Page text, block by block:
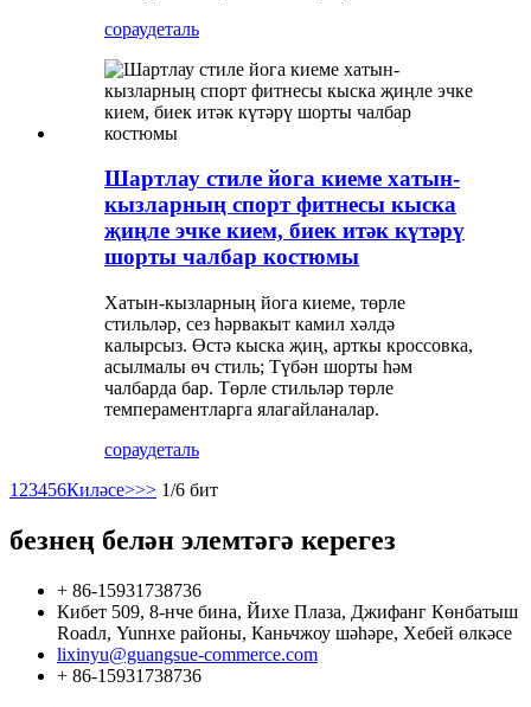
сораудеталь
Шартлау стиле йога киеме хатын-
кызларның спорт фитнесы кыска
җиңле эчке кием, биек итәк күтәрү
шорты чалбар костюмы
Хатын-кызларның йога киеме, төрле
стильләр, сез һәрвакыт камил хәлдә
калырсыз. Өстә кыска җиң, арткы кроссовка,
асылмалы өч стиль; Түбән шорты һәм
чалбарда бар. Төрле стильләр төрле
темпераментларга ялагайланалар.
сораудеталь
1 23456Киләсе>>> 1/6 бит
безнең белән элемтәгә керегез
+ 86-15931738736
Кибет 509, 8-нче бина, Йихе Плаза, Джифанг Көнбатыш
Roadл, Yunнхе районы, Каньчжоу шәһәре, Хебей өлкәсе
lixinyu@guangsue-commerce.com
+ 86-15931738736